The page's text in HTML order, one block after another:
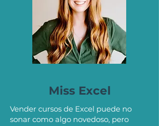
Miss Excel
Vender cursos de Excel puede no
sonar como algo novedoso, pero